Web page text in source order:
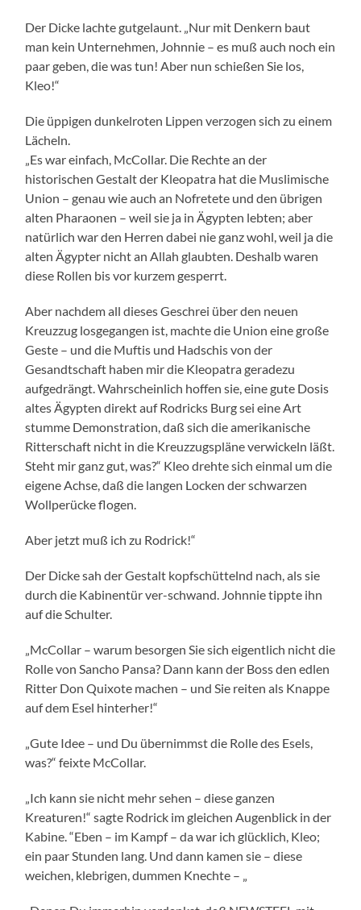
Der Dicke lachte gutgelaunt. „Nur mit Denkern baut
man kein Unternehmen, Johnnie – es muß auch noch ein
paar geben, die was tun! Aber nun schießen Sie los,
Kleo!“
Die üppigen dunkelroten Lippen verzogen sich zu einem
Lächeln.
„Es war einfach, McCollar. Die Rechte an der
historischen Gestalt der Kleopatra hat die Muslimische
Union – genau wie auch an Nofretete und den übrigen
alten Pharaonen – weil sie ja in Ägypten lebten; aber
natürlich war den Herren dabei nie ganz wohl, weil ja die
alten Ägypter nicht an Allah glaubten. Deshalb waren
diese Rollen bis vor kurzem gesperrt.
Aber nachdem all dieses Geschrei über den neuen
Kreuzzug losgegangen ist, machte die Union eine große
Geste – und die Muftis und Hadschis von der
Gesandtschaft haben mir die Kleopatra geradezu
aufgedrängt. Wahrscheinlich hoffen sie, eine gute Dosis
altes Ägypten direkt auf Rodricks Burg sei eine Art
stumme Demonstration, daß sich die amerikanische
Ritterschaft nicht in die Kreuzzugspläne verwickeln läßt.
Steht mir ganz gut, was?“ Kleo drehte sich einmal um die
eigene Achse, daß die langen Locken der schwarzen
Wollperücke flogen.
Aber jetzt muß ich zu Rodrick!“
Der Dicke sah der Gestalt kopfschüttelnd nach, als sie
durch die Kabinentür ver-schwand. Johnnie tippte ihn
auf die Schulter.
„McCollar – warum besorgen Sie sich eigentlich nicht die
Rolle von Sancho Pansa? Dann kann der Boss den edlen
Ritter Don Quixote machen – und Sie reiten als Knappe
auf dem Esel hinterher!“
„Gute Idee – und Du übernimmst die Rolle des Esels,
was?“ feixte McCollar.
„Ich kann sie nicht mehr sehen – diese ganzen
Kreaturen!“ sagte Rodrick im gleichen Augenblick in der
Kabine. “Eben – im Kampf – da war ich glücklich, Kleo;
ein paar Stunden lang. Und dann kamen sie – diese
weichen, klebrigen, dummen Knechte – „